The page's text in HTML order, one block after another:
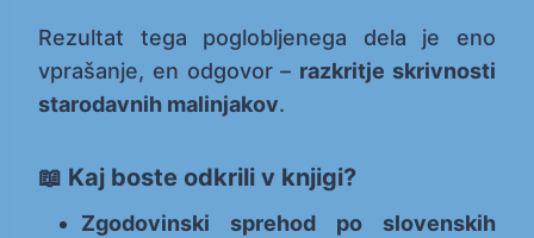
Rezultat tega poglobljenega dela je eno
vprašanje, en odgovor – razkritje skrivnosti
starodavnih malinjakov.
📖 Kaj boste odkrili v knjigi?
Zgodovinski sprehod po slovenskih